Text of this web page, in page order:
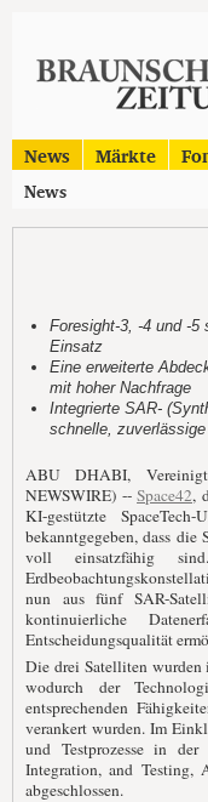
News Märkte
News
Foresight-3, -4 und -5
Einsatz
Eine erweiterte
mit hoher Nachfrage
Integrierte SAR-
schnelle,
ABU DHABI,
NEWSWIRE) --Space42,
KI-gestützte
bekanntgegeben, dass
voll einsatzfähig
nun aus fünf SAR-
kontinuierliche
Entscheidungsqualität
Die drei Satelliten
wodurch der
entsprechenden
verankert wurden. Im
und Testprozesse in der
Integration, and Testing,
abgeschlossen.